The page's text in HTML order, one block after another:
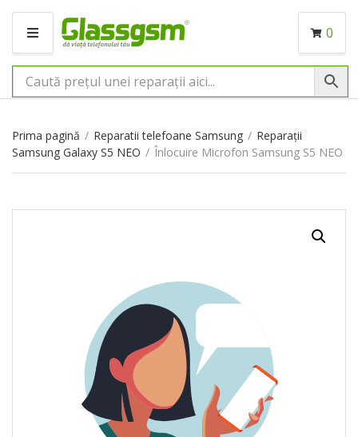
M
N
I
0
Prima pagină / Reparatii telefoane Samsung / Reparații
Samsung Galaxy S5 NEO / Înlocuire Microfon Samsung S5 NEO